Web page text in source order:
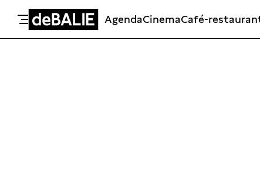
De Balie
AgendaCinemaCafé-